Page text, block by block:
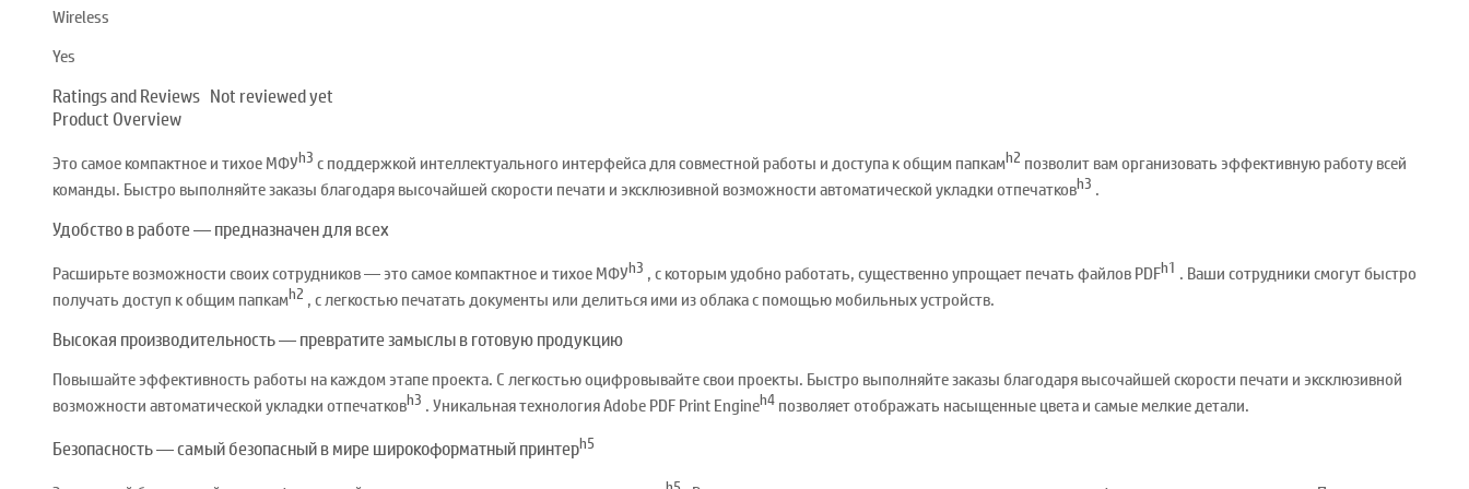
Wireless
Yes
Ratings and Reviews Not reviewed yet
Product Overview
Это самое компактное и тихое МФУh3 с поддержкой интеллектуального интерфейса для совместной работы и доступа к общим папкамh2 позволит вам организовать эффективную работу всей
команды. Быстро выполняйте заказы благодаря высочайшей скорости печати и эксклюзивной возможности автоматической укладки отпечатковh3 .
Удобство в работе — предназначен для всех
Расширьте возможности своих сотрудников — это самое компактное и тихое МФУh3 , с которым удобно работать, существенно упрощает печать файлов PDFh1 . Ваши сотрудники смогут быстро
получать доступ к общим папкамh2 , с легкостью печатать документы или делиться ими из облака с помощью мобильных устройств.
Высокая производительность — превратите замыслы в готовую продукцию
Повышайте эффективность работы на каждом этапе проекта. С легкостью оцифровывайте свои проекты. Быстро выполняйте заказы благодаря высочайшей скорости печати и эксклюзивной
возможности автоматической укладки отпечатковh3 . Уникальная технология Adobe PDF Print Engineh4 позволяет отображать насыщенные цвета и самые мелкие детали.
Безопасность — самый безопасный в мире широкоформатный принтерh5